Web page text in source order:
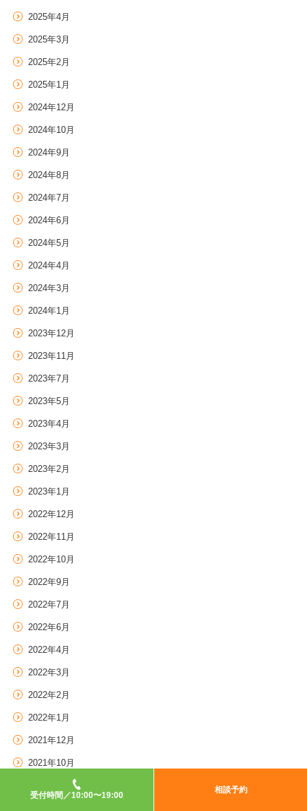
2025年4月
2025年3月
2025年2月
2025年1月
2024年12月
2024年10月
2024年9月
2024年8月
2024年7月
2024年6月
2024年5月
2024年4月
2024年3月
2024年1月
2023年12月
2023年11月
2023年7月
2023年5月
2023年4月
2023年3月
2023年2月
2023年1月
2022年12月
2022年11月
2022年10月
2022年9月
2022年7月
2022年6月
2022年4月
2022年3月
2022年2月
2022年1月
2021年12月
2021年10月
受付時間／10:00〜19:00
相談予約